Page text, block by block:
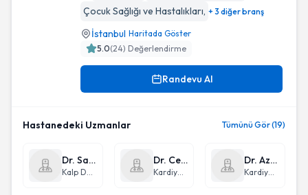
Çocuk Sağlığı ve Hastalıkları, + 3 diğer branş
İstanbul Haritada Göster
5.0(24) Değerlendirme
Randevu Al
Hastanedeki Uzmanlar Tümünü Gör (19)
Dr. Sadiye Deniz Özsoy
Kalp Damar Cerrahisi
Dr. Cem Bostan
Kardiyoloji
Dr. Aziz Tevfik Gürmen
Kardiyoloji